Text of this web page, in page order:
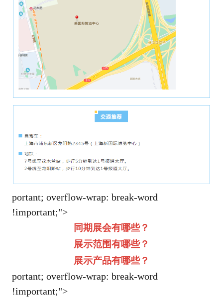
portant; overflow-wrap: break-word
!important;">
同期展会有哪些？
展示范围有哪些？
展示产品有哪些？
portant; overflow-wrap: break-word
!important;">